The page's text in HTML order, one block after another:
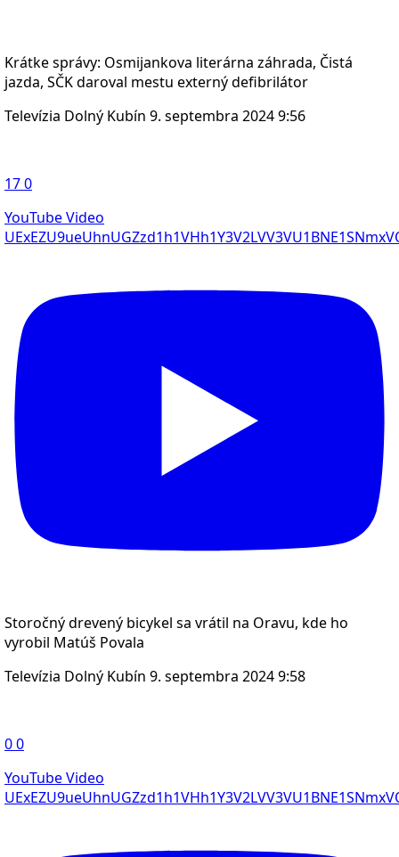
Krátke správy: Osmijankova literárna záhrada, Čistá
jazda, SČK daroval mestu externý defibrilátor
Televízia Dolný Kubín 9. septembra 2024 9:56
170
YouTube Video
Storočný drevený bicykel sa vrátil na Oravu, kde ho
vyrobil Matúš Povala
Televízia Dolný Kubín 9. septembra 2024 9:58
00
YouTube Video